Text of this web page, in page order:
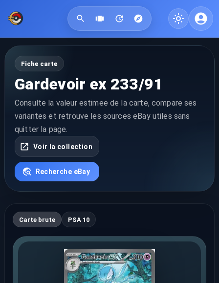
Fiche carte
Gardevoir ex 233/91
Consulte la valeur estimee de la carte, compare ses
variantes et retrouve les sources eBay utiles sans
quitter la page.
Voir la collection
Recherche eBay
Carte brute PSA 10